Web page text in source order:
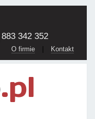
883 342 352
O firmie | Kontakt